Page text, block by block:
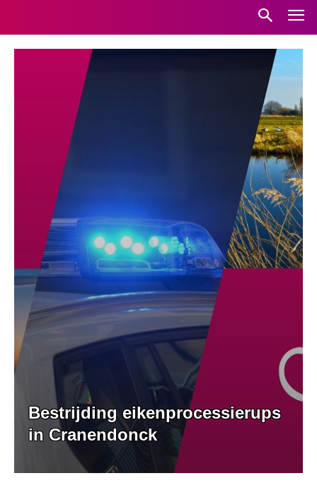
Bestrijding eikenprocessierups
in Cranendonck